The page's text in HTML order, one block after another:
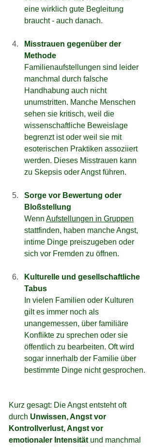
eine wirklich gute Begleitung
braucht - auch danach.
Misstrauen gegenüber der
Methode
Familienaufstellungen sind leider
manchmal durch falsche
Handhabung auch nicht
unumstritten. Manche Menschen
sehen sie kritisch, weil die
wissenschaftliche Beweislage
begrenzt ist oder weil sie mit
esoterischen Praktiken assoziiert
werden. Dieses Misstrauen kann
zu Skepsis oder Angst führen.
Sorge vor Bewertung oder
Bloßstellung
Wenn Aufstellungen in Gruppen
stattfinden, haben manche Angst,
intime Dinge preiszugeben oder
sich vor Fremden zu öffnen.
Kulturelle und gesellschaftliche
Tabus
In vielen Familien oder Kulturen
gilt es immer noch als
unangemessen, über familiäre
Konflikte zu sprechen oder sie
öffentlich zu bearbeiten. Oft wird
sogar innerhalb der Familie über
bestimmte Dinge nicht gesprochen.
Kurz gesagt: Die Angst entsteht oft
durch Unwissen, Angst vor
Kontrollverlust, Angst vor
emotionaler Intensität und manchmal